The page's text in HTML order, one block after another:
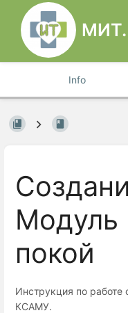
МИТ.
Info
покой
Инструкция по
КСАМУ.